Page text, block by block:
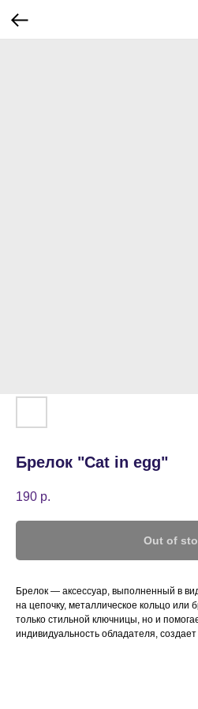
Брелок "Cat in egg"
190 р.
Out of
Брелок — аксессуар, выполненный в
на цепочку, металлическое кольцо или
только стильной ключницы, но и
индивидуальность обладателя,